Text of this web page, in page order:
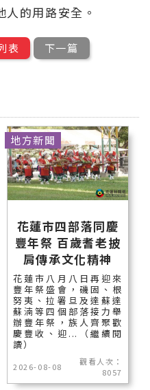
的用路安全。
表 下一篇
花蓮市四部落同慶
豐年祭 百歲耆老披
肩傳承文化精神
花蓮市八月八日再迎來
豐年祭盛會，磯固、根
努夷、拉署旦及達蘇達
蘇湳等四個部落接力舉
辦豐年祭，族人齊聚歡
慶豐收、迎...（繼續閱
讀）
2026-08-08
觀看人次：
8057
地方新聞